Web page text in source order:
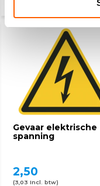
Gevaar elektrische
spanning
2,50
(3,03 Incl. btw)